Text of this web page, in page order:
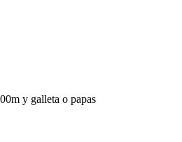
y galleta o papas